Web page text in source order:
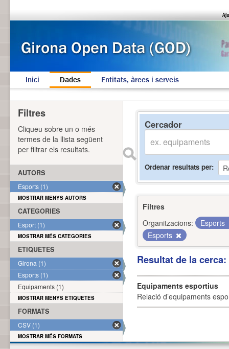
Inici Dades Entitats, àrees i serveis
Cercador
Ordenar resultats per
Filtres
Organitzacions:
Esports
Esports
Resultat de la
Equipaments esportius
Relació d’equipaments
Filtres
Cliqueu sobre un o més
termes de la llista següent
per filtrar els resultats.
AUTORS
Esports (1)
MOSTRAR MENYS AUTORS
CATEGORIES
Esport (1)
MOSTRAR MÉS CATEGORIES
ETIQUETES
Girona (1)
Esports (1)
Equipaments (1)
MOSTRAR MENYS ETIQUETES
FORMATS
CSV (1)
MOSTRAR MÉS FORMATS